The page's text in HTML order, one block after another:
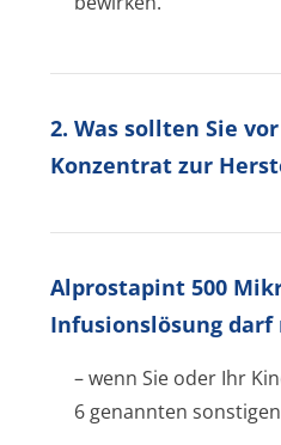
2. Was sollten Sie
Konzentrat zur
Alprostapint 500
Infusionslösung
– wenn Sie oder Ihr
6 genannten